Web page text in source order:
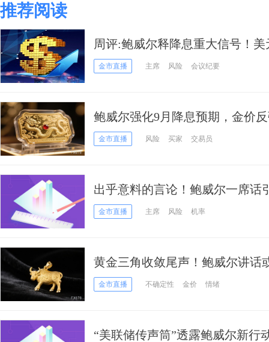
推荐阅读
周评:鲍威尔释降息重大信号！
特朗普关税传大消息
金市直播 主席 风险 会议纪要
鲍威尔强化9月降息预期，金价
拟对家具产品征收关税
金市直播 风险 买家 交易员
出乎意料的言论！鲍威尔一席话
金价大涨33美元
金市直播 主席 风险 机率
黄金三角收敛尾声！鲍威尔讲话
多军能否守住3200？
金市直播 不确定性 金价 情绪
“美联储传声筒”透露鲍威尔新行